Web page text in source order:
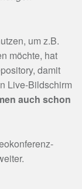
um z.B.
möchte, hat
damit
Live-Bildschirm
auch schon